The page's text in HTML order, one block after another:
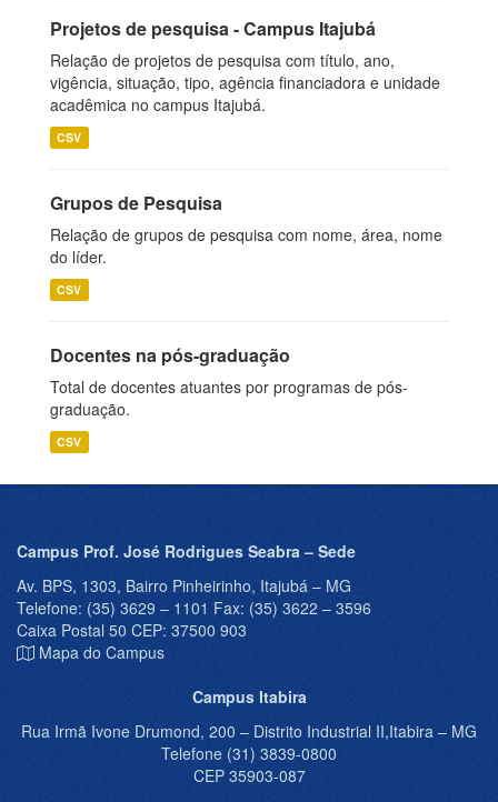
Projetos de pesquisa - Campus Itajubá
Relação de projetos de pesquisa com título, ano,
vigência, situação, tipo, agência financiadora e unidade
acadêmica no campus Itajubá.
CSV
Grupos de Pesquisa
Relação de grupos de pesquisa com nome, área, nome
do líder.
CSV
Docentes na pós-graduação
Total de docentes atuantes por programas de pós-
graduação.
CSV
Campus Prof. José Rodrigues Seabra – Sede
Av. BPS, 1303, Bairro Pinheirinho, Itajubá – MG
Telefone: (35) 3629 – 1101 Fax: (35) 3622 – 3596
Caixa Postal 50 CEP: 37500 903
Mapa do Campus
Campus Itabira
Rua Irmã Ivone Drumond, 200 – Distrito Industrial II,Itabira – MG
Telefone (31) 3839-0800
CEP 35903-087